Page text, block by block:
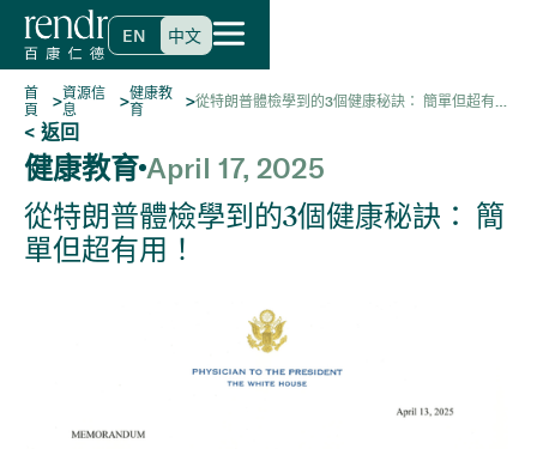
EN 中文
首
頁
>資源信
息
>健康教
育
>從特朗普體檢學到的3個健康秘訣： 簡單但超有
< 返回
健康教育 April 17, 2025
從特朗普體檢學到的3個健康秘訣： 簡
單但超有用！